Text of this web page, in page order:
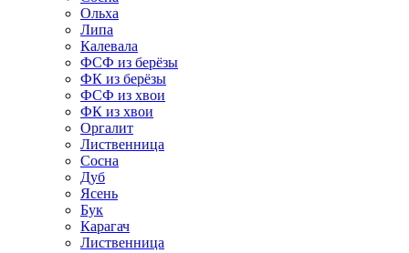
Ольха
Липа
Калевала
ФСФ из берёзы
ФК из берёзы
ФСФ из хвои
ФК из хвои
Оргалит
Лиственница
Сосна
Дуб
Ясень
Бук
Карагач
Лиственница